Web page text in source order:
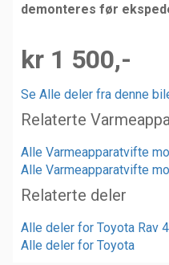
demonteres før
kr 1 500,-
Se Alle deler fra denne
Relaterte
Alle Varmeapparatvifte
Alle Varmeapparatvifte
Relaterte deler
Alle deler for Toyota Rav
Alle deler for Toyota